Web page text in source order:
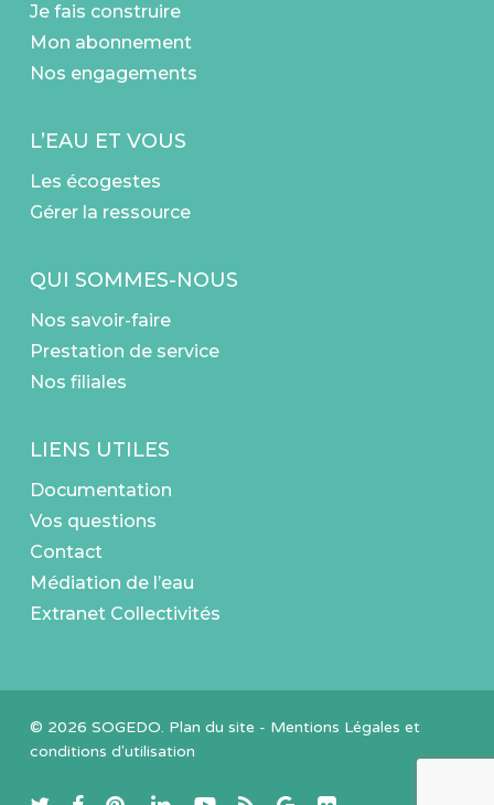
Je fais construire
Mon abonnement
Nos engagements
L’EAU ET VOUS
Les écogestes
Gérer la ressource
QUI SOMMES-NOUS
Nos savoir-faire
Prestation de service
Nos filiales
LIENS UTILES
Documentation
Vos questions
Contact
Médiation de l’eau
Extranet Collectivités
© 2026 SOGEDO. Plan du site - Mentions Légales et
conditions d'utilisation